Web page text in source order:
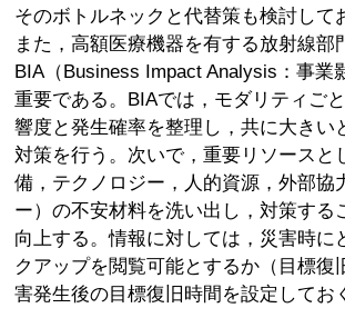
そのボトルネックと代替策も検討して
また，高額医療機器を有する放射線部
BIA（Business Impact Analysis：事業
重要である。BIAでは，モダリティご
響度と発生確率を整理し，共に大きい
対策を行う。次いで，重要リソースと
備，テクノロジー，人的資源，外部協
ー）の不安材料を洗い出し，対策する
向上する。情報に対しては，災害時に
クアップを閲覧可能とするか（目標復
害発生後の目標復旧時間を設定してお